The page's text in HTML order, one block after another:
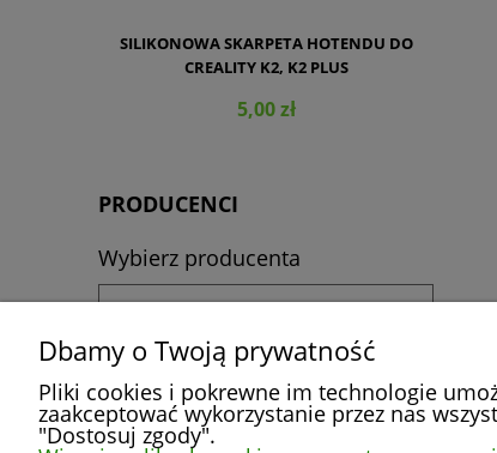
SILIKONOWA SKARPETA HOTENDU DO
CREALITY K2, K2 PLUS
5,00 zł
DO KOSZYKA
PRODUCENCI
Wybierz producenta
POMOC MOJE KONTO
Dbamy o Twoją prywatność
Pliki cookies i pokrewne im technologie
zaakceptować wykorzystanie przez nas
"Dostosuj zgody".